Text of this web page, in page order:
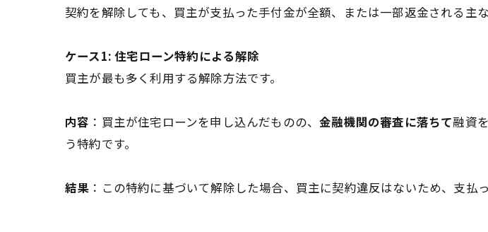
契約を解除しても、買主が支払った手付金が全額、または一部返金される主
ケース1: 住宅ローン特約による解除
買主が最も多く利用する解除方法です。
内容 ：買主が住宅ローンを申し込んだものの、金融機関の審査に落ちて融資
う特約です。
結果 ：この特約に基づいて解除した場合、買主に契約違反はないため、支払